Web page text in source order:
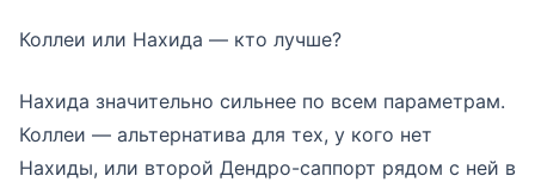
Коллеи или Нахида — кто лучше?
Нахида значительно сильнее по всем параметрам.
Коллеи — альтернатива для тех, у кого нет
Нахиды, или второй Дендро-саппорт рядом с ней в